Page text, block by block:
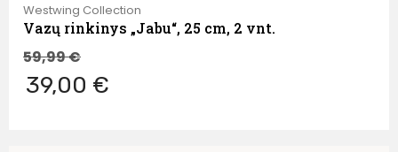
Westwing Collection
Vazų rinkinys „Jabu“, 25 cm, 2 vnt.
59,99€
39,00 €